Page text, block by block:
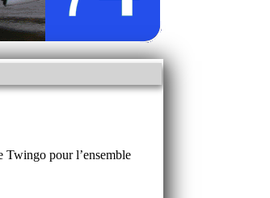
Twingo pour l’ensemble